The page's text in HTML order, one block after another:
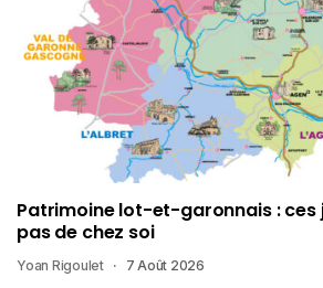
Patrimoine lot-et-garonnais : ces
pas de chez soi
Yoan Rigoulet 7 Août 2026